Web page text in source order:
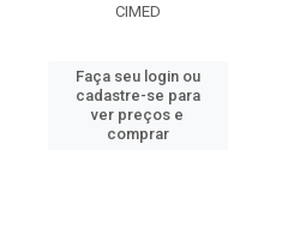
CIMED
Faça seu login ou
cadastre-se para
ver preços e
comprar